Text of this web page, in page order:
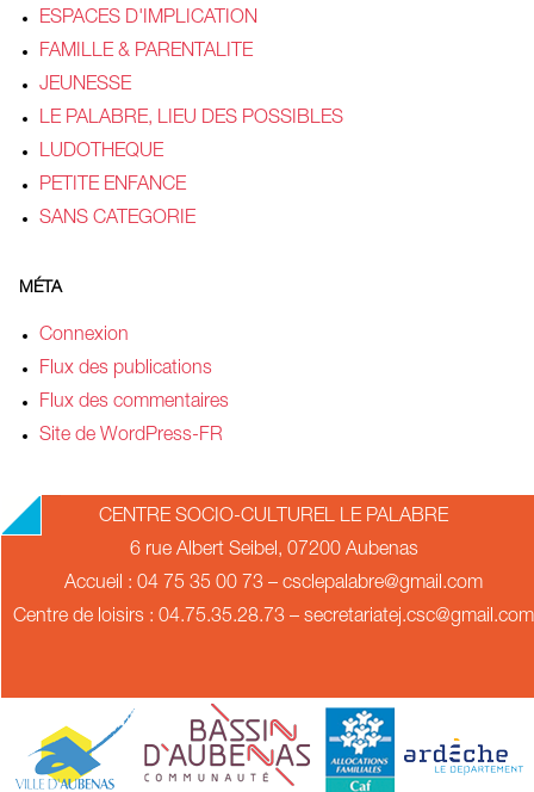
ESPACES D'IMPLICATION
FAMILLE & PARENTALITE
JEUNESSE
LE PALABRE, LIEU DES POSSIBLES
LUDOTHEQUE
PETITE ENFANCE
SANS CATEGORIE
MÉTA
Connexion
Flux des publications
Flux des commentaires
Site de WordPress-FR
CENTRE SOCIO-CULTUREL LE PALABRE
6 rue Albert Seibel, 07200 Aubenas
Accueil : 04 75 35 00 73 – csclepalabre@gmail.com
Centre de loisirs : 04.75.35.28.73 – secretariatej.csc@gmail.com